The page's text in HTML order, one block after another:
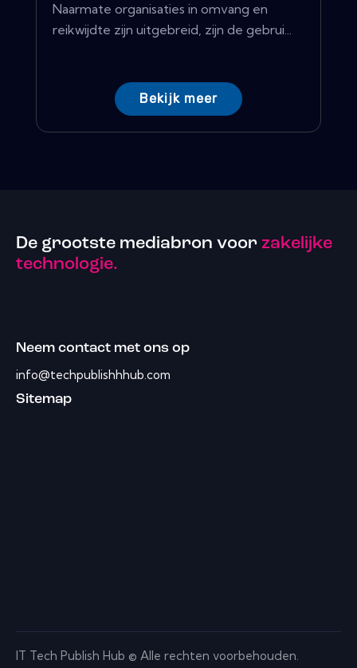
Naarmate organisaties in omvang en
reikwijdte zijn uitgebreid, zijn de gebrui...
Bekijk meer
De grootste mediabron voor zakelijke
technologie.
Neem contact met ons op
info@techpublishhhub.com
Sitemap
IT Tech Publish Hub © Alle rechten voorbehouden.